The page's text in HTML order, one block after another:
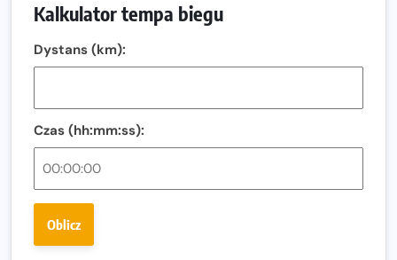
Oficjalna koszulka LOTTO 25. Poznań Maratonu!
Amazfit Balance 3: Kompleksowe narzędzie dla biegacza
Regeneracja w bieganiu. Co warto o niej wiedzieć?
Ostatnie wolne miejsca na jubileuszowy Bieg
Fabrykanta. Organizatorzy odkrywają trasę dzień po
wybiera wyzwanie trzech największych maratonów w
Kalkulator tempa biegu
Dystans (km):
Czas (hh:mm:ss):
Oblicz